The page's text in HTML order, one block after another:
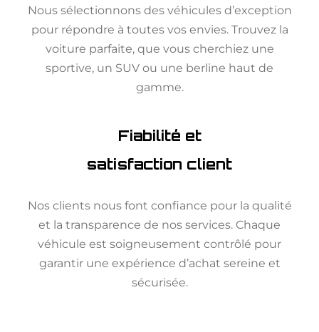
Nous sélectionnons des véhicules d’exception
pour répondre à toutes vos envies. Trouvez la
voiture parfaite, que vous cherchiez une
sportive, un SUV ou une berline haut de
gamme.
Fiabilité et
satisfaction client
Nos clients nous font confiance pour la qualité
et la transparence de nos services. Chaque
véhicule est soigneusement contrôlé pour
garantir une expérience d’achat sereine et
sécurisée.